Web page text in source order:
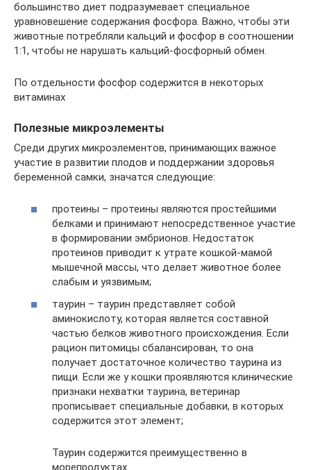
большинство диет подразумевает специальное
уравновешение содержания фосфора. Важно, чтобы эти
животные потребляли кальций и фосфор в соотношении
1:1, чтобы не нарушать кальций-фосфорный обмен.
По отдельности фосфор содержится в некоторых
витаминах
Полезные микроэлементы
Среди других микроэлементов, принимающих важное
участие в развитии плодов и поддержании здоровья
беременной самки, значатся следующие:
протеины – протеины являются простейшими
белками и принимают непосредственное участие
в формировании эмбрионов. Недостаток
протеинов приводит к утрате кошкой-мамой
мышечной массы, что делает животное более
слабым и уязвимым;
таурин – таурин представляет собой
аминокислоту, которая является составной
частью белков животного происхождения. Если
рацион питомицы сбалансирован, то она
получает достаточное количество таурина из
пищи. Если же у кошки проявляются клинические
признаки нехватки таурина, ветеринар
прописывает специальные добавки, в которых
содержится этот элемент;
Таурин содержится преимущественно в
морепродуктах